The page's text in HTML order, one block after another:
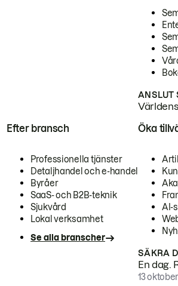
ANSLUT
Efter bransch
Professionella tjänster
Detaljhandel och e-handel
Byråer
SaaS- och B2B-teknik
Sjukvård
Lokal verksamhet
Se alla branscher
Öka
AI-
SÄKRA
En dag.
13